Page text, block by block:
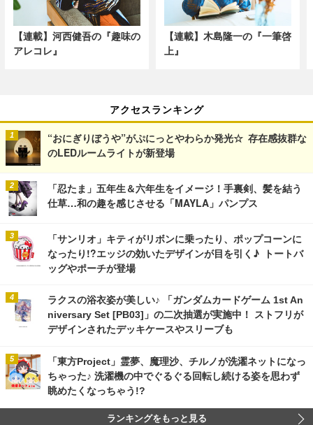
【連載】河西健吾の『趣味の
アレコレ』
【連載】木島隆一の『一筆啓
上』
アクセスランキング
“おにぎりぼうや”がぷにっとやわらか発光☆ 存在感抜群な
のLEDルームライトが新登場
「忍たま」五年生＆六年生をイメージ！手裏剣、髪を結う
仕草…和の趣を感じさせる「MAYLA」パンプス
「サンリオ」キティがリボンに乗ったり、ポップコーンに
なったり!?エッジの効いたデザインが目を引く♪ トートバ
ッグやポーチが登場
ラクスの浴衣姿が美しい♪ 「ガンダムカードゲーム 1st An
niversary Set [PB03]」の二次抽選が実施中！ ストフリが
デザインされたデッキケースやスリーブも
「東方Project」霊夢、魔理沙、チルノが洗濯ネットになっ
ちゃった♪ 洗濯機の中でぐるぐる回転し続ける姿を思わず
眺めたくなっちゃう!?
ランキングをもっと見る